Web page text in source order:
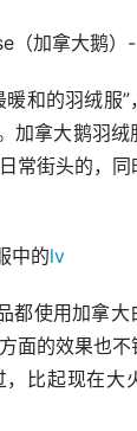
加拿大鹅）-
和的羽绒服”
加拿大鹅羽
常街头的，
的lv
使用加拿大
面的效果也
比起现在大